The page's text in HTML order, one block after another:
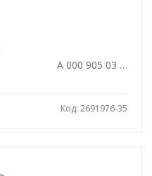
A 000 905 03 01
Код: 2691976-35